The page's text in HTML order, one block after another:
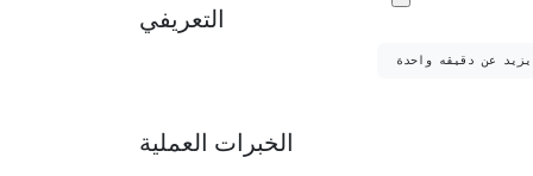
التعريفي
يزيد عن دقيقه واحدة
الخبرات العملية